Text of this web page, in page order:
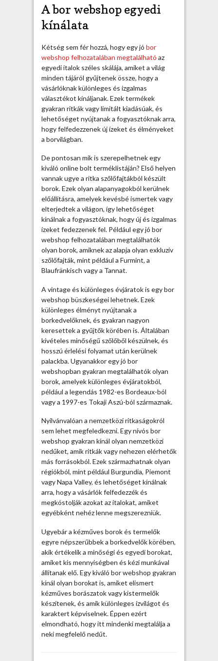
A bor webshop egyedi
kínálata
Kétség sem fér hozzá, hogy egy jó bor
webshop felhozatalában megtalálható az
egyedi italok széles skálája, amiket a világ
minden tájáról gyűjtenek össze, hogy a
vásárlóknak különleges és izgalmas
választékot kínáljanak. Ezek termékek
gyakran ritkák vagy limitált kiadásúak, és
lehetőséget nyújtanak a fogyasztóknak arra,
hogy felfedezzenek új ízeket és élményeket
a borvilágban.
De pontosan mik is szerepelhetnek egy
kiváló online bolt terméklistáján? Első helyen
vannak ugye a ritka szőlőfajtákból készült
borok. Ezek olyan alapanyagokból kerülnek
előállításra, amelyek kevésbé ismertek vagy
elterjedtek a világon, így lehetőséget
kínálnak a fogyasztóknak, hogy új és izgalmas
ízeket fedezzenek fel. Például egy jó bor
webshop felhozatalában megtalálhatók
olyan borok, amiknek az alapja olyan exkluzív
szőlőfajták, mint például a Furmint, a
Blaufränkisch vagy a Tannat.
A vintage és különleges évjáratok is egy bor
webshop büszkeségei lehetnek. Ezek
különleges élményt nyújtanak a
borkedvelőknek, és gyakran nagyon
keresettek a gyűjtők körében is. Általában
kivételes minőségű szőlőből készülnek, és
hosszú érlelési folyamat után kerülnek
palackba. Ugyanakkor egy jó bor
webshopban gyakran megtalálhatók olyan
borok, amelyek különleges évjáratokból,
például a legendás 1982-es Bordeaux-ból
vagy a 1997-es Tokaji Aszú-ból származnak.
Nyilvánvalóan a nemzetközi ritkaságokról
sem lehet megfeledkezni. Egy nívós bor
webshop gyakran kínál olyan nemzetközi
nedűket, amik ritkák vagy nehezen elérhetők
más forrásokból. Ezek származhatnak olyan
régiókból, mint például Burgundia, Piemont
vagy Napa Valley, és lehetőséget kínálnak
arra, hogy a vásárlók felfedezzék és
megkóstolják azokat az italokat, amiket
egyébként nehéz lenne megszerezniük.
Ugyebár a kézműves borok és termelők
egyre népszerűbbek a borkedvelők körében,
akik értékelik a minőségi és egyedi borokat,
amiket kis mennyiségben és kézi munkával
állítanak elő. Egy kiváló bor webshop gyakran
kínál olyan borokat is, amiket elismert
kézműves borászatok vagy kistermelők
készítenek, és amik különleges ízvilágot és
karaktert képviselnek. Éppen ezért
elmondható, hogy itt mindenki megtalálja a
neki megfelelő nedűt.